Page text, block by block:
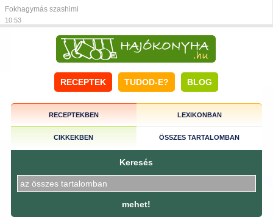
Fokhagymás szashimi
10:53
RECEPTEK TUDOD-E? BLOG
RECEPTEKBEN LEXIKONBAN
CIKKEKBEN ÖSSZES TARTALOMBAN
Keresés
mehet!